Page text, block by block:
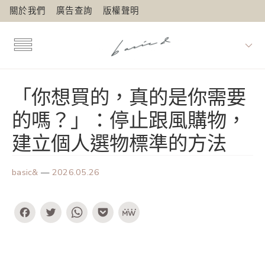
關於我們 廣告查詢 版權聲明
「你想買的，真的是你需要
的嗎？」：停止跟風購物，
建立個人選物標準的方法
basic& — 2026.05.26
FacebookTwitterWhatsApp
Pocket